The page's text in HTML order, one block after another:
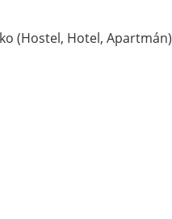
(Hostel, Hotel, Apartmán)